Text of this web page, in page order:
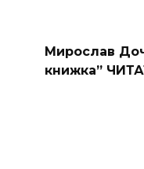
Мирослав
книжка”